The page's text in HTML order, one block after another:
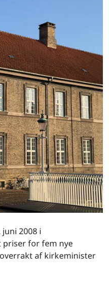
2008 i
for fem nye
af kirkeminister